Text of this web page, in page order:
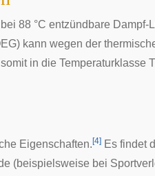
bei 88 °C entzündbare Dampf-
kann wegen der
in die Temperaturklasse
Eigenschaften.[4] Es findet
(beispielsweise bei